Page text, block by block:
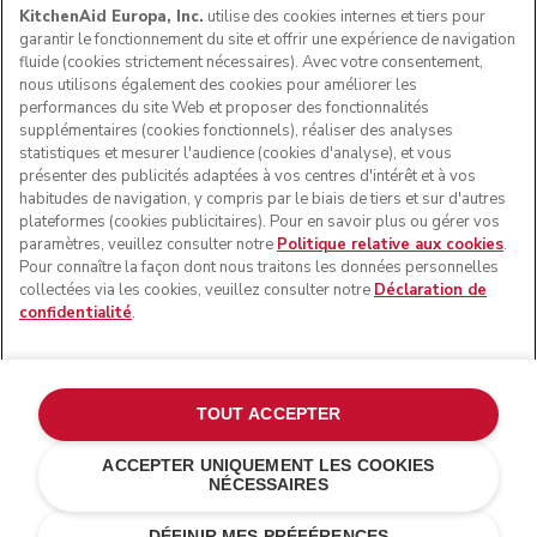
Économies de
© KitchenAid 2026 - Tous droits réservés. KitchenAid et la
forme du robot pâtissier multifonction sont des marques
commerciales aux États-Unis et ailleurs.
Politique en matière de cookies
Autres pays
Résolution des litiges en ligne
KitchenAid Europa, Inc. utilise des cookies internes et tiers pour
garantir le fonctionnement du site et offrir une expérience de navigation
fluide (cookies strictement nécessaires). Avec votre consentement,
nous utilisons également des cookies pour améliorer les
performances du site Web et proposer des fonctionnalités
supplémentaires (cookies fonctionnels), réaliser des analyses
statistiques et mesurer l'audience (cookies d'analyse), et vous
présenter des publicités adaptées à vos centres d'intérêt et à vos
habitudes de navigation, y compris par le biais de tiers et sur d'autres
plateformes (cookies publicitaires). Pour en savoir plus ou gérer vos
paramètres, veuillez consulter notre Politique relative aux cookies.
Pour connaître la façon dont nous traitons les données personnelles
collectées via les cookies, veuillez consulter notre Déclaration de
confidentialité.
ACCEPTER UNIQUEMENT LES COOKIES
NÉCESSAIRES
TOUT ACCEPTER